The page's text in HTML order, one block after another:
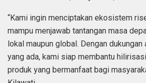
“Kami ingin menciptakan ekosistem
mampu menjawab tantangan masa
lokal maupun global. Dengan
yang ada, kami siap membantu
produk yang bermanfaat bagi